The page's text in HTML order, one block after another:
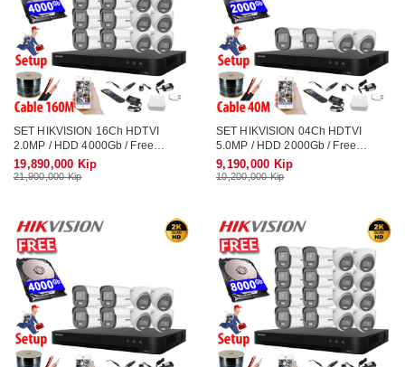
SET HIKVISION 16Ch HDTVI
2.0MP / HDD 4000Gb / Free
Accessories / 265 + VolorVu - ຊູດ
ກ້ອງວົງຈອນປີດ ອັດສຽງໄດ້ ເປັນສີ 24
19,890,000 Kip
21,900,000 Kip
SET HIKVISION 04Ch HDTVI
5.0MP / HDD 2000Gb / Free
Accessories / 265 + ເທກໂນໂລຢີ
ໃຫມ່ ເກັບຂໍມູ່ນໄດ້ຫລາຍກ່ວາ
9,190,000 Kip
10,200,000 Kip